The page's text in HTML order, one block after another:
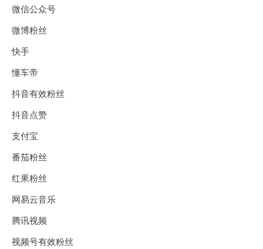
微信公众号
微博粉丝
快手
懂车帝
抖音有效粉丝
抖音点赞
支付宝
番茄粉丝
红果粉丝
网易云音乐
腾讯视频
视频号有效粉丝